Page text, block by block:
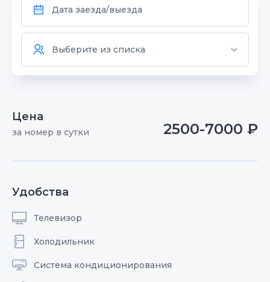
Цена
за номер в сутки 2500-7000 ₽
Удобства
Телевизор
Холодильник
Система кондиционирования